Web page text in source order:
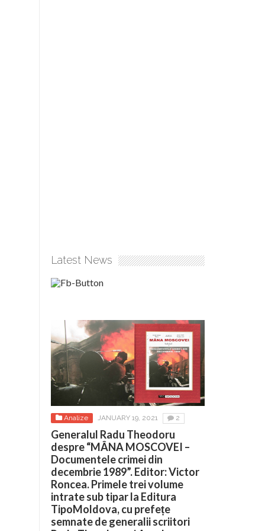
Latest News
Analize JANUARY 19, 2021 2
Generalul Radu Theodoru
despre “MÂNA MOSCOVEI –
Documentele crimei din
decembrie 1989”. Editor: Victor
Roncea. Primele trei volume
intrate sub tipar la Editura
TipoMoldova, cu prefețe
semnate de generalii scriitori